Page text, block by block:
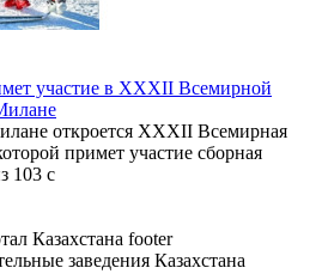
участие в XXXII Всемирной
откроется XXXII Всемирная
примет участие сборная
103 с
заведения Казахстана